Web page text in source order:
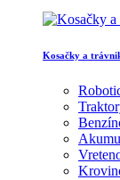
Kosačky a